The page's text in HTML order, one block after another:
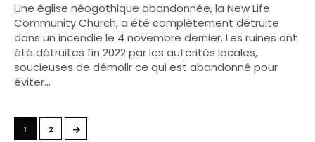
Une église néogothique abandonnée, la New Life
Community Church, a été complètement détruite
dans un incendie le 4 novembre dernier. Les ruines ont
été détruites fin 2022 par les autorités locales,
soucieuses de démolir ce qui est abandonné pour
éviter…
1 2 →